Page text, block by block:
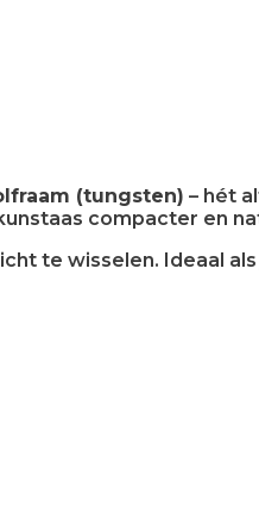
(tungsten) – hét
compacter en
te wisselen. Ideaal